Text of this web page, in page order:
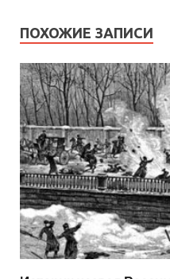
ПОХОЖИЕ ЗАПИСИ